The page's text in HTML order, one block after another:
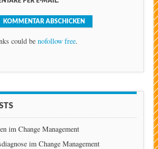
could be nofollow free.
im Change Management
im Change Management